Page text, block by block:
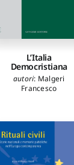
L’Italia
Democristiana
autori: Malgeri
Francesco